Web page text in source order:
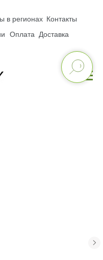
Оплата
Контакты
Доставка
в регионах